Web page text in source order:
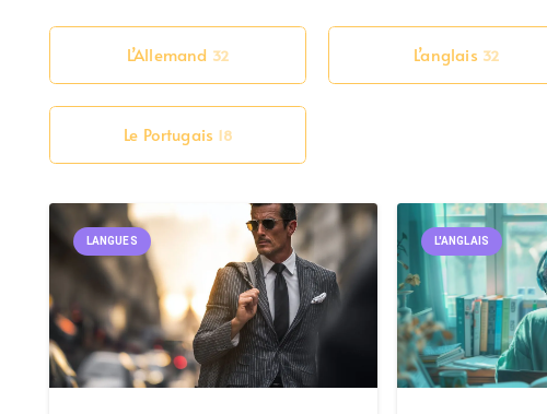
L’Allemand 32 L’anglais 32
Le Portugais 18
LANGUES L'ANGLAIS